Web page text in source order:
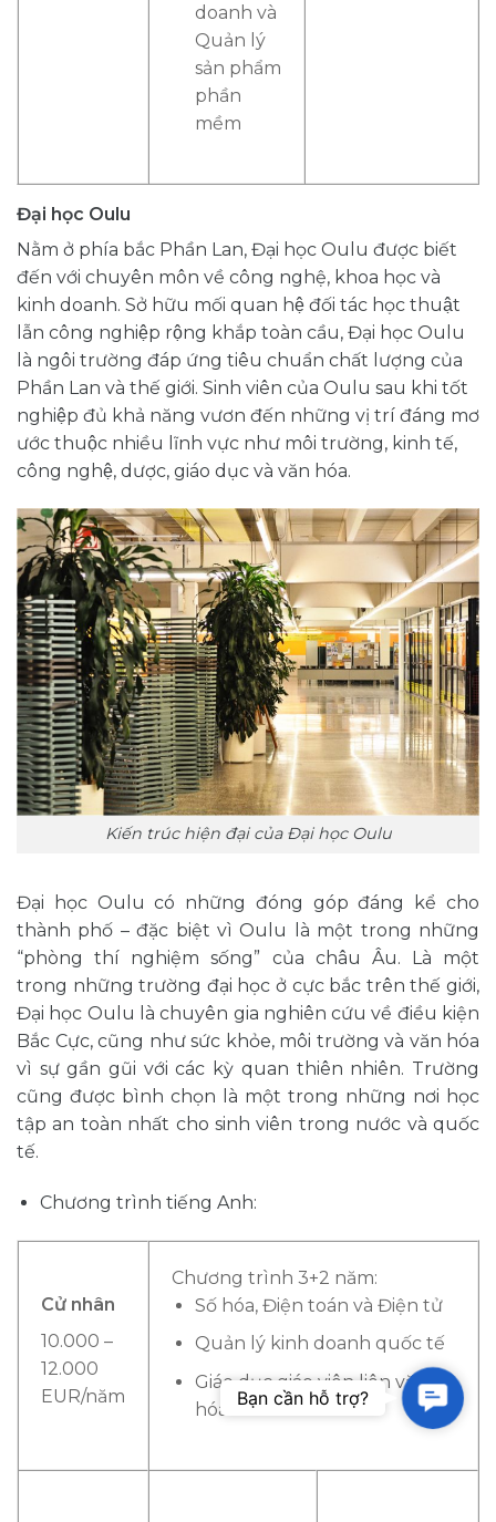
doanh và
Quản lý
sản phẩm
phần
mềm
Đại học Oulu
Nằm ở phía bắc Phần Lan, Đại học Oulu được biết
đến với chuyên môn về công nghệ, khoa học và
kinh doanh. Sở hữu mối quan hệ đối tác học thuật
lẫn công nghiệp rộng khắp toàn cầu, Đại học Oulu
là ngôi trường đáp ứng tiêu chuẩn chất lượng của
Phần Lan và thế giới. Sinh viên của Oulu sau khi tốt
nghiệp đủ khả năng vươn đến những vị trí đáng mơ
ước thuộc nhiều lĩnh vực như môi trường, kinh tế,
công nghệ, dược, giáo dục và văn hóa.
Kiến trúc hiện đại của Đại học Oulu
Đại học Oulu có những đóng góp đáng kể cho
thành phố – đặc biệt vì Oulu là một trong những
“phòng thí nghiệm sống” của châu Âu. Là một
trong những trường đại học ở cực bắc trên thế giới,
Đại học Oulu là chuyên gia nghiên cứu về điều kiện
Bắc Cực, cũng như sức khỏe, môi trường và văn hóa
vì sự gần gũi với các kỳ quan thiên nhiên. Trường
cũng được bình chọn là một trong những nơi học
tập an toàn nhất cho sinh viên trong nước và quốc
tế.
Chương trình tiếng Anh:
Cử nhân
10.000 –
12.000
EUR/năm
Chương trình 3+2 năm:
Số hóa, Điện toán và Điện tử
Quản lý kinh doanh quốc tế
Giáo dục giáo viên liên văn
hóa
Bạn cần hỗ trợ?